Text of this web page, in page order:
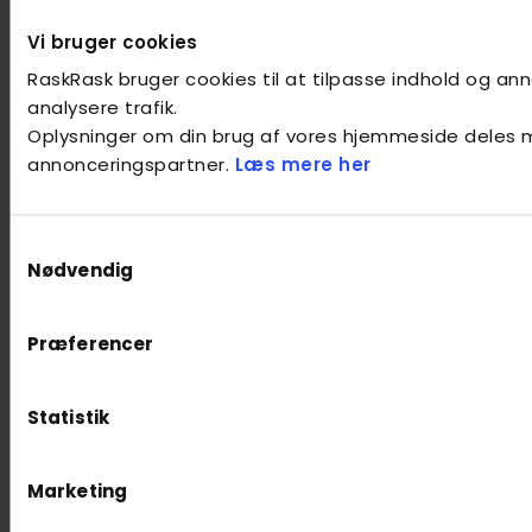
Vi bruger cookies
RaskRask bruger cookies til at tilpasse indhold og
analysere trafik.
Oplysninger om din brug af vores hjemmeside deles
annonceringspartner. Læs mere her
Nødvendig
Præferencer
Statistik
Marketing